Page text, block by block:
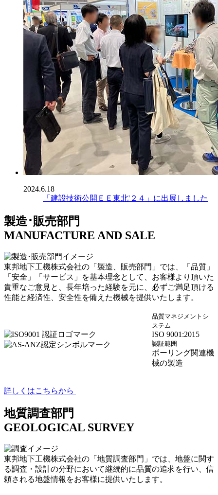
2024.6.18
「建設技術公開ＥＥ東北'２４」に出展しました
製造･販売部門
MANUFACTURE AND SALE
東邦地下工機株式会社の「製造、販売部門」では、「品質」
「安全」「サービス」を基本理念として、お客様より頂いた
貴重なご意見と、長年培った経験を元に、必ずご満足頂ける
性能と経済性、安全性を備えた機械を提供いたします。
品質マネジメントシ
ステム
ISO 9001:2015
認証範囲
ボーリング関連機
械の製造
詳しくはこちらから
地質調査部門
GEOLOGICAL SURVEY
東邦地下工機株式会社の「地質調査部門」では、地盤に関す
る調査・設計の分野において継続的に品質の追求を行い、信
頼される地盤情報をお客様に提供いたします。